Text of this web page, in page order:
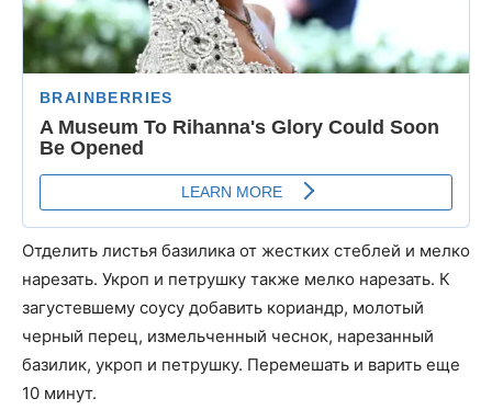
Отделить листья базилика от жестких стеблей и мелко
нарезать. Укроп и петрушку также мелко нарезать. К
загустевшему соусу добавить кориандр, молотый
черный перец, измельченный чеснок, нарезанный
базилик, укроп и петрушку. Перемешать и варить еще
10 минут.